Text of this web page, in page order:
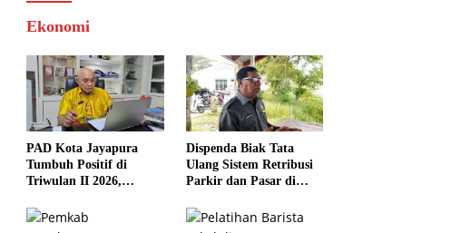
Ekonomi
PAD Kota Jayapura
Tumbuh Positif di
Triwulan II 2026,
Target
Dispenda Biak Tata
Ulang Sistem Retribusi
Parkir dan Pasar di